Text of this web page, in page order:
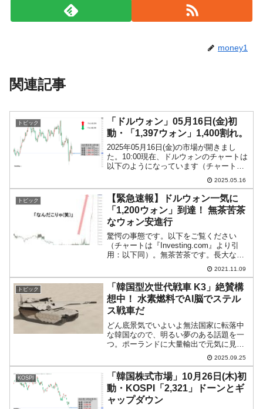
money1
関連記事
トピック
「ドルウォン」05月16日(金)初
動・「1,397ウォン」1,400割れ。
2025年05月16日(金)の市場が開きまし
た。10:00現在、ドルウォンのチャートは
以下のようになっています（チャートは
『Investing.com』より引用）。前日は大
きく下げてコマ足になりました(笑)。ウォ
ン高方向への進行です。本日は...
2025.05.16
トピック
【緊急速報】ドルウォン一気に
「1,200ウォン」到達！ 無茶苦茶
なウォン安進行
驚愕の事態です。以下をご覧ください
（チャートは『Investing.com』より引
用：以下同）。無茶苦茶です。長大な陽
線になって一気に「1ドル＝1,200ウォ
ン」に到達しました。以下が1分足です。
右端をご覧ください。11月09日07：30
過...
2021.11.09
トピック
「韓国型次世代戦車 K3」絶賛構
想中！ 水素燃料でAI脳でステル
ス戦車だ
どん底景気でいよいよ無法国家に転落中
な韓国なので、明るい夢のある話題を一
つ。ポーランドに大量輸出で元気に見え
る防衛産業ですが、現在の主力戦車K-2に
代わる「韓国型次世代戦車」を構想中だ
――というお話です。『現代ロテム』
が、K2「黒豹」の後継...
2025.09.25
KOSPI
「韓国株式市場」10月26日(木)初
動・KOSPI「2,321」ドーンとギ
ャップダウン